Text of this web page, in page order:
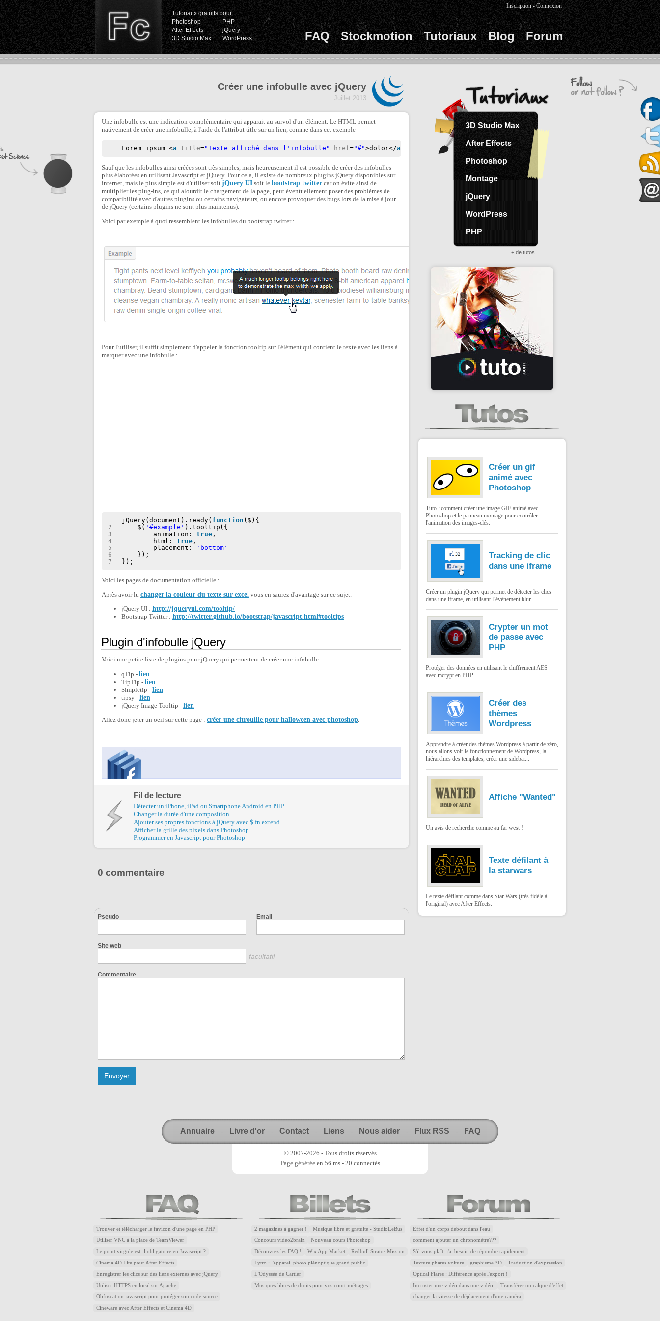
Tutoriaux gratuits pour :
Photoshop
PHP
After Effects
jQuery
3D Studio Max
WordPress FAQ Stockmotion Tutoriaux Blog Forum
Inscription -Connexion
Créer une infobulle avec jQuery
Juillet 2013
Une infobulle est une indication complémentaire qui apparait au survol d'un élément. Le HTML permet
nativement de créer une infobulle, à l'aide de l'attribut title sur un lien, comme dans cet exemple :
1 Lorem ipsum <a title="Texte affiché dans l'infobulle" href="#">dolor</a> sit amet.
Sauf que les infobulles ainsi créées sont très simples, mais heureusement il est possible de créer des infobulles
plus élaborées en utilisant Javascript et jQuery. Pour cela, il existe de nombreux plugins jQuery disponibles sur
internet, mais le plus simple est d'utiliser soit jQuery UI soit le bootstrap twitter car on évite ainsi de
multiplier les plug-ins, ce qui alourdit le chargement de la page, peut éventuellement poser des problèmes de
compatibilité avec d'autres plugins ou certains navigateurs, ou encore provoquer des bugs lors de la mise à jour
de jQuery (certains plugins ne sont plus maintenus).
Voici par exemple à quoi ressemblent les infobulles du bootstrap twitter :
Pour l'utiliser, il suffit simplement d'appeler la fonction tooltip sur l'élément qui contient le texte avec les liens à
marquer avec une infobulle :
1
2
3
4
5
6
7
jQuery(document).ready( function ($){
$( '#example' ).tooltip({
animation: true ,
html: true ,
placement:
'bottom'
});
});
Voici les pages de documentation officielle :
Après avoir lu changer la couleur du texte sur excel vous en saurez d'avantage sur ce sujet.
jQuery UI : http://jqueryui.com/tooltip/
Bootstrap Twitter : http://twitter.github.io/bootstrap/javascript.html#tooltips
Plugin d'infobulle jQuery
Voici une petite liste de plugins pour jQuery qui permettent de créer une infobulle :
qTip - lien
TipTip - lien
Simpletip - lien
tipsy - lien
jQuery Image Tooltip - lien
Allez donc jeter un oeil sur cette page : créer une citrouille pour halloween avec photoshop
Fil de lecture
Détecter un iPhone, iPad ou Smartphone Android en PHP
Changer la durée d'une composition
Ajouter ses propres fonctions à jQuery avec $.fn.extend
Afficher la grille des pixels dans Photoshop
Programmer en Javascript pour Photoshop
0 commentaire
Pseudo Email
Site web
facultatif
Commentaire
3D Studio Max
After Effects
Photoshop
Montage
jQuery
WordPress
PHP
+ de tutos
Créer un gif
animé avec
Photoshop
Tuto : comment créer une image GIF animé avec
Photoshop et le panneau montage pour contrôler
l'animation des images-clés.
Tracking de clic
dans une iframe
Créer un plugin jQuery qui permet de détecter les clics
dans une iframe, en utilisant l’événement blur.
Crypter un mot
de passe avec
PHP
Protéger des données en utilisant le chiffrement AES
avec mcrypt en PHP
Créer des
thèmes
Wordpress
Apprendre à créer des thèmes Wordpress à partir de zéro,
nous allons voir le fonctionnement de Wordpress, la
hiérarchies des templates, créer une sidebar...
Affiche "Wanted"
Un avis de recherche comme au far west !
Texte défilant à
la starwars
Le texte défilant comme dans Star Wars (très fidéle à
l'original) avec After Effects.
Annuaire - Livre d'or - Contact - Liens - Nous aider - Flux RSS - FAQ
© 2007-2026 - Tous droits réservés
Page générée en 56 ms - 20 connectés
Trouver et télécharger le favicon d'une page en PHP
Utiliser VNC à la place de TeamViewer
Le point virgule est-il obligatoire en Javascript ?
Cinema 4D Lite pour After Effects
Enregistrer les clics sur des liens externes avec jQuery
Utiliser HTTPS en local sur Apache
Obfuscation javascript pour protéger son code source
Cineware avec After Effects et Cinema 4D
2 magazines à gagner ! Musique libre et gratuite - StudioLeBus
Concours video2brain Nouveau cours Photoshop
Découvrez les FAQ ! Wix App Market Redbull Stratos Mission
Lytro : l'appareil photo plénoptique grand public
L'Odyssée de Cartier
Musiques libres de droits pour vos court-métrages
Effet d'un corps debout dans l'eau
comment ajouter un chronomètre???
S'il vous plaît, j'ai besoin de répondre rapidement
Texture phares voiture graphisme 3D Traduction d'expression
Optical Flares : Différence après l'export !
Incruster une vidéo dans une vidéo. Transférer un calque d'effet
changer la vitesse de déplacement d'une caméra